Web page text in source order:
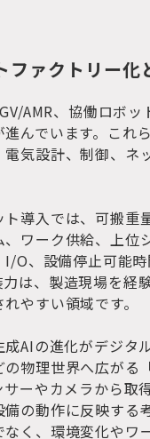
ファクトリー化
AMR、協働ロボ
んでいます。これ
気設計、制御、ネ
ト導入では、可搬重
ワーク供給、上位
I/O、設備停止可能
は、製造現場を経
やすい領域です。
成AIの進化がデジタ
物理世界へ広がる
ーやカメラから取
備の動作に反映す
なく、環境変化やワ